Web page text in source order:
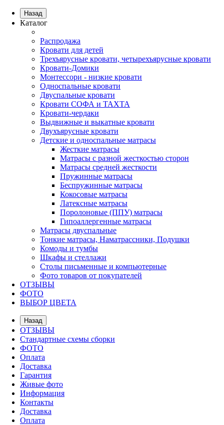
Назад
Каталог
Распродажа
Кровати для детей
Трехъярусные кровати, четырехъярусные кровати
Кровати-Домики
Монтессори - низкие кровати
Односпальные кровати
Двуспальные кровати
Кровати СОФА и ТАХТА
Кровати-чердаки
Выдвижные и выкатные кровати
Двухъярусные кровати
Детские и односпальные матрасы
Жесткие матрасы
Матрасы с разной жесткостью сторон
Матрасы средней жесткости
Пружинные матрасы
Беспружинные матрасы
Кокосовые матрасы
Латексные матрасы
Поролоновые (ППУ) матрасы
Гипоаллергенные матрасы
Матрасы двуспальные
Тонкие матрасы, Наматрассники, Подушки
Комоды и тумбы
Шкафы и стеллажи
Столы письменные и компьютерные
Фото товаров от покупателей
ОТЗЫВЫ
ФОТО
ВЫБОР ЦВЕТА
Назад
ОТЗЫВЫ
Стандартные схемы сборки
ФОТО
Оплата
Доставка
Гарантия
Живые фото
Информация
Контакты
Доставка
Оплата